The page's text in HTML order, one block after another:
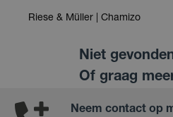
Riese & Müller | Chamizo
Niet
Of graag
Neem contact op